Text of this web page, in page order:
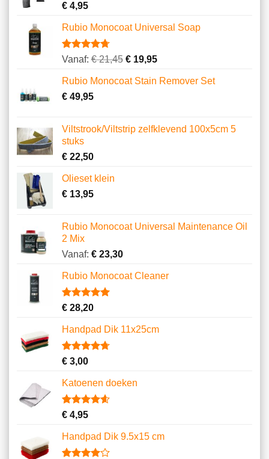
€4,95
Rubio Monocoat Universal Soap
Gewaardeerd
gebaseerd
op
23
klantbeoordelingen
Vanaf:€21,45 € 19,95
Rubio Monocoat Stain Remover Set
€49,95
Viltstrook/Viltstrip zelfklevend 100x5cm 5
stuks
€22,50
Olieset klein
€13,95
Rubio Monocoat Universal Maintenance Oil
2 Mix
Vanaf: €23,30
Rubio Monocoat Cleaner
Gewaardeerd
gebaseerd
op
2
klantbeoordelingen
€28,20
Handpad Dik 11x25cm
Gewaardeerd
gebaseerd
op
10
klantbeoordelingen
€3,00
Katoenen doeken
Gewaardeerd
gebaseerd
op
13
klantbeoordelingen
€4,95
Handpad Dik 9.5x15 cm